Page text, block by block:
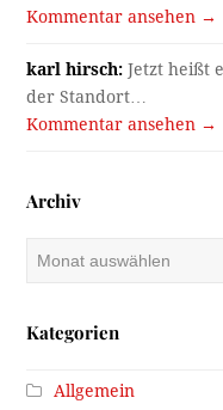
Kommentar ansehen →
karl hirsch: Jetzt heißt
der Standort…
Kommentar ansehen →
Archiv
Kategorien
Allgemein